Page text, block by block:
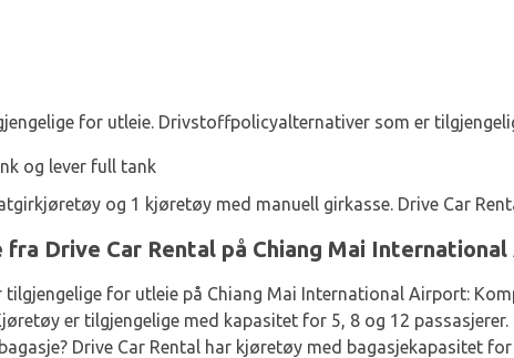
for utleie. Drivstoffpolicyalternativer som er
og lever full tank
og 1 kjøretøy med manuell girkasse. Drive Car
Drive Car Rental på Chiang Mai
tilgjengelige for utleie på Chiang Mai International Airport:
er tilgjengelige med kapasitet for 5, 8 og 12
Drive Car Rental har kjøretøy med bagasjekapasitet